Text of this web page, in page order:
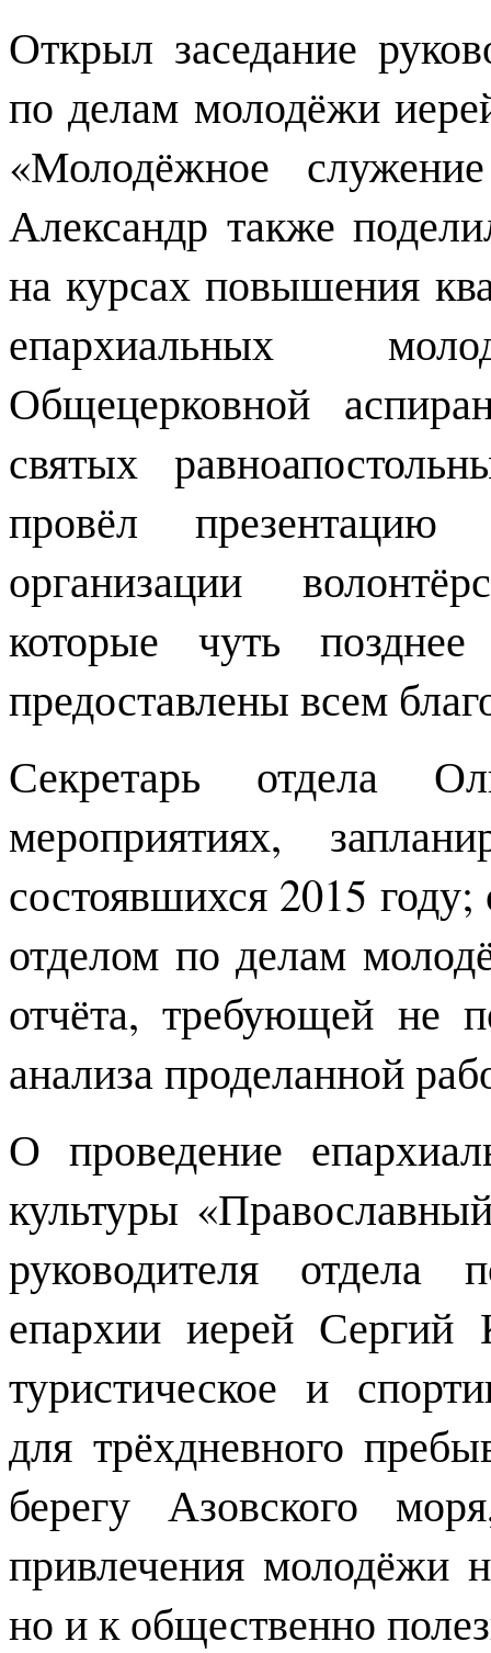
Открыл заседание
по делам молодёжи
«Молодёжное
Александр также
на курсах повышения
епархиальных
Общецерковной
святых
провёл
организации
которые чуть
предоставлены всем
Секретарь отдела
мероприятиях,
состоявшихся 2015
отделом по делам
отчёта, требующей не
анализа проделанной
О проведение
культуры
руководителя
епархии иерей Сергий
туристическое и
для трёхдневного
берегу Азовского
привлечения молодёжи
но и к общественно